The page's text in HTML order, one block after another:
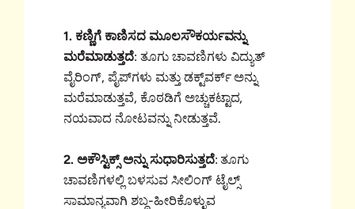
1. ಕಣ್ಣಿಗೆ ಕಾಣಿಸದ ಮೂಲಸೌಕರ್ಯವನ್ನು
ಮರೆಮಾಡುತ್ತದೆ: ತೂಗು ಚಾವಣಿಗಳು ವಿದ್ಯುತ್
ವೈರಿಂಗ್, ಪೈಪ್‌ಗಳು ಮತ್ತು ಡಕ್ಟ್‌ವರ್ಕ್ ಅನ್ನು
ಮರೆಮಾಡುತ್ತವೆ, ಕೊಠಡಿಗೆ ಅಚ್ಚುಕಟ್ಟಾದ,
ನಯವಾದ ನೋಟವನ್ನು ನೀಡುತ್ತವೆ.
2. ಅಕೌಸ್ಟಿಕ್ಸ್ ಅನ್ನು ಸುಧಾರಿಸುತ್ತದೆ: ತೂಗು
ಚಾವಣಿಗಳಲ್ಲಿ ಬಳಸುವ ಸೀಲಿಂಗ್ ಟೈಲ್ಸ್
ಸಾಮಾನ್ಯವಾಗಿ ಶಬ್ದ-ಹೀರಿಕೊಳ್ಳುವ